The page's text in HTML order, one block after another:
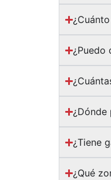
¿Puedo
¿Tiene
¿Qué